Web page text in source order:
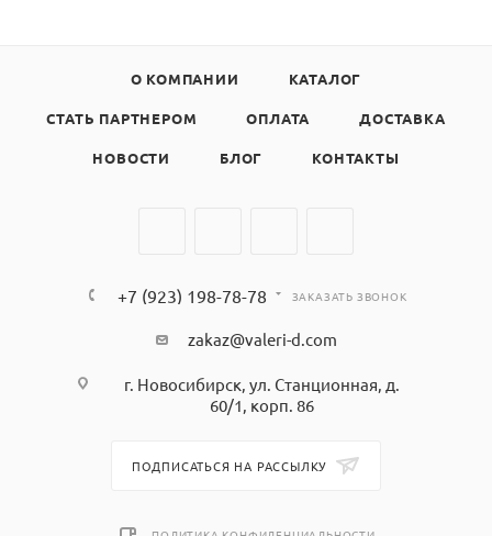
О КОМПАНИИ КАТАЛОГ
СТАТЬ ПАРТНЕРОМ ОПЛАТА ДОСТАВКА
НОВОСТИ БЛОГ КОНТАКТЫ
+7 (923) 198-78-78 ЗАКАЗАТЬ ЗВОНОК
zakaz@valeri-d.com
г. Новосибирск, ул. Станционная, д.
60/1, корп. 86
ПОДПИСАТЬСЯ НА РАССЫЛКУ